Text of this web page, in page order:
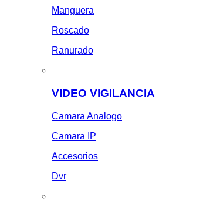
Manguera
Roscado
Ranurado
VIDEO VIGILANCIA
Camara Analogo
Camara IP
Accesorios
Dvr